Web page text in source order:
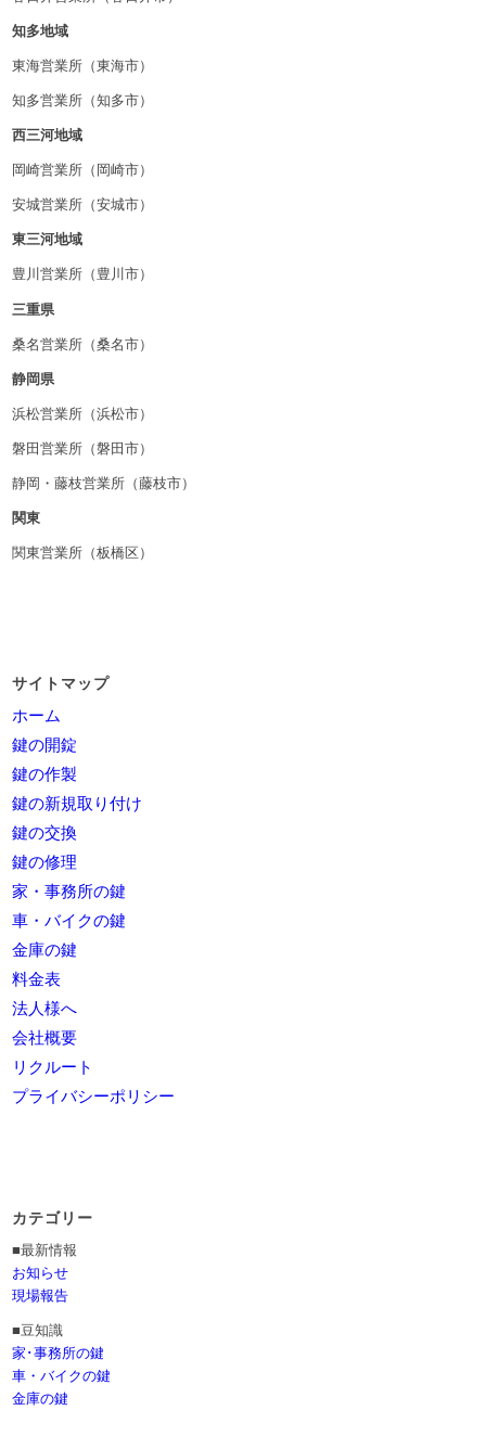
知多地域
東海営業所（東海市）
知多営業所（知多市）
西三河地域
岡崎営業所（岡崎市）
安城営業所（安城市）
東三河地域
豊川営業所（豊川市）
三重県
桑名営業所（桑名市）
静岡県
浜松営業所（浜松市）
磐田営業所（磐田市）
静岡・藤枝営業所（藤枝市）
関東
関東営業所（板橋区）
サイトマップ
ホーム
鍵の開錠
鍵の作製
鍵の新規取り付け
鍵の交換
鍵の修理
家・事務所の鍵
車・バイクの鍵
金庫の鍵
料金表
法人様へ
会社概要
リクルート
プライバシーポリシー
カテゴリー
■最新情報
お知らせ
現場報告
■豆知識
家･事務所の鍵
車・バイクの鍵
金庫の鍵